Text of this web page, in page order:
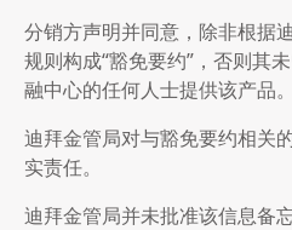
分销方声明并同意，除非根据
规则构成“豁免要约”，否则其
融中心的任何人士提供该产品。
迪拜金管局对与豁免要约相关
实责任。
迪拜金管局并未批准该信息备